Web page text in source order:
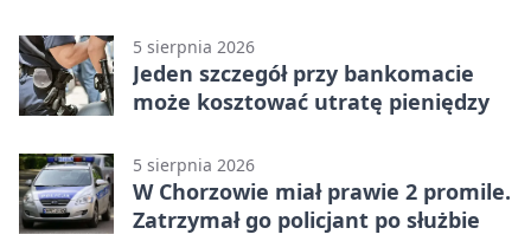
5 sierpnia 2026
Jeden szczegół przy bankomacie
może kosztować utratę pieniędzy
5 sierpnia 2026
W Chorzowie miał prawie 2 promile.
Zatrzymał go policjant po służbie